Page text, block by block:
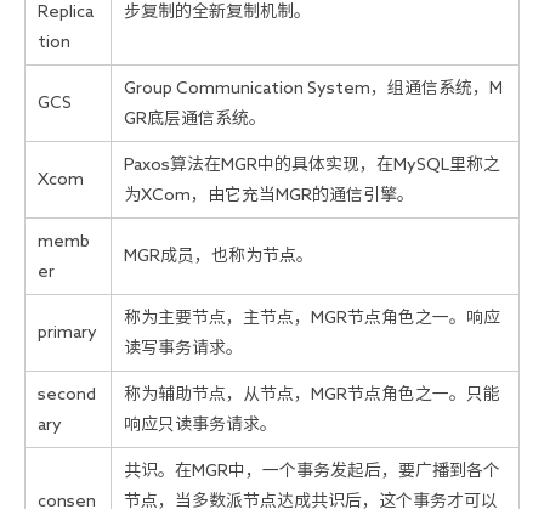
Replica
tion
步复制的全新复制机制。
GCS
Group Communication System，组通信系统，M
GR底层通信系统。
Xcom
Paxos算法在MGR中的具体实现，在MySQL里称之
为XCom，由它充当MGR的通信引擎。
memb
er
MGR成员，也称为节点。
primary
称为主要节点，主节点，MGR节点角色之一。响应
读写事务请求。
second
ary
称为辅助节点，从节点，MGR节点角色之一。只能
响应只读事务请求。
consen
共识。在MGR中，一个事务发起后，要广播到各个
节点，当多数派节点达成共识后，这个事务才可以